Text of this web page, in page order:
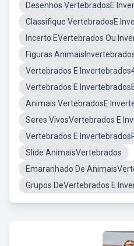
Desenhos VertebradosE
Classifique VertebradosE
Incerto EVertebrados Ou
Figuras
Vertebrados E
Vertebrados E
Animais VertebradosE
Seres VivosVertebrados E
Vertebrados E
Slide AnimaisVertebrados
Emaranhado De
Grupos DeVertebrados E